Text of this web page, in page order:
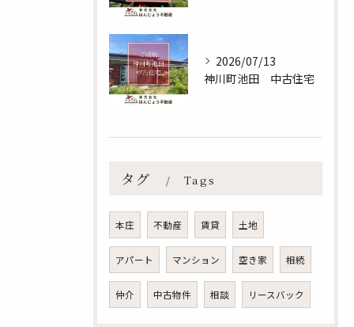
2026/07/13
神川町池田 中古住宅
タグ Tags
本庄 不動産 賃貸 土地
アパート マンション 空き家 相続
仲介 中古物件 相談 リースバック
無料査定のお申し込みはこちら